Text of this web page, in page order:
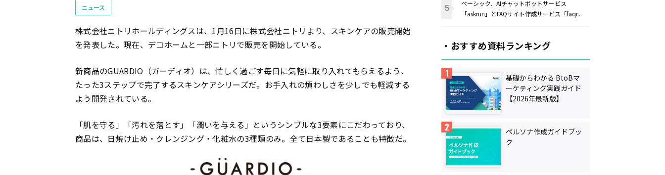
ニュース
株式会社ニトリホールディングスは、1月16日に株式会社ニトリより、スキンケアの販売開始
を発表した。現在、デコホームと一部ニトリで販売を開始している。
新商品のGUARDIO（ガーディオ）は、忙しく過ごす毎日に気軽に取り入れてもらえるよう、
たった3ステップで完了するスキンケアシリーズだ。お手入れの煩わしさを少しでも軽減する
よう開発されている。
「肌を守る」「汚れを落とす」「潤いを与える」というシンプルな3要素にこだわっており、
商品は、日焼け止め・クレンジング・化粧水の3種類のみ。全て日本製であることも特徴だ。
ベーシック、AIチャットボットサービス
「askrun」とFAQサイト作成サービス「faqr...
・おすすめ資料ランキング
基礎からわかる BtoBマ
ーケティング実践ガイド
【2026年最新版】
ペルソナ作成ガイドブッ
ク